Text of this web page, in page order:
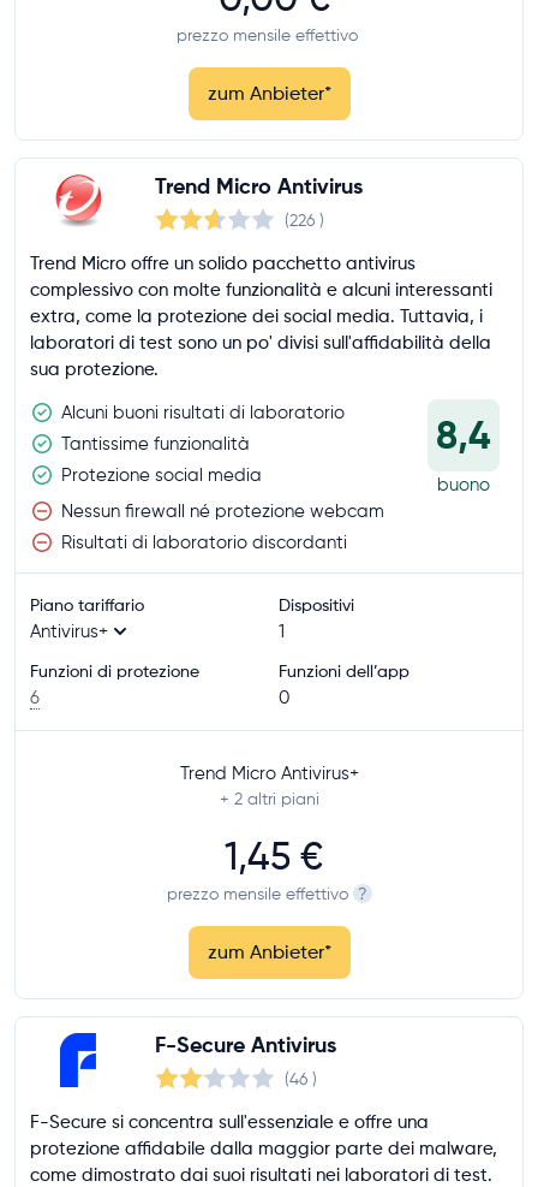
prezzo mensile effettivo
zum Anbieter*
Trend Micro Antivirus
(226 )
Trend Micro offre un solido pacchetto antivirus
complessivo con molte funzionalità e alcuni interessanti
extra, come la protezione dei social media. Tuttavia, i
laboratori di test sono un po' divisi sull'affidabilità della
sua protezione.
Alcuni buoni risultati di laboratorio
Tantissime funzionalità
Protezione social media
Nessun firewall né protezione webcam
Risultati di laboratorio discordanti
8,4
buono
Piano tariffario
Antivirus+
Dispositivi
1
Funzioni di protezione
6
Funzioni dell’app
0
Trend Micro Antivirus+
+ 2 altri piani
1,45 €
prezzo mensile effettivo ?
zum Anbieter*
F-Secure Antivirus
(46 )
F-Secure si concentra sull'essenziale e offre una
protezione affidabile dalla maggior parte dei malware,
come dimostrato dai suoi risultati nei laboratori di test.